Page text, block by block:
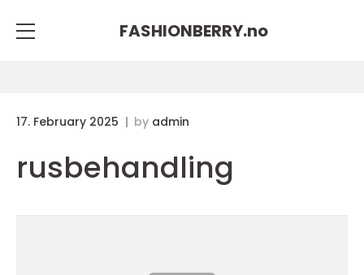
FASHIONBERRY.no
17. February 2025 by admin
rusbehandling